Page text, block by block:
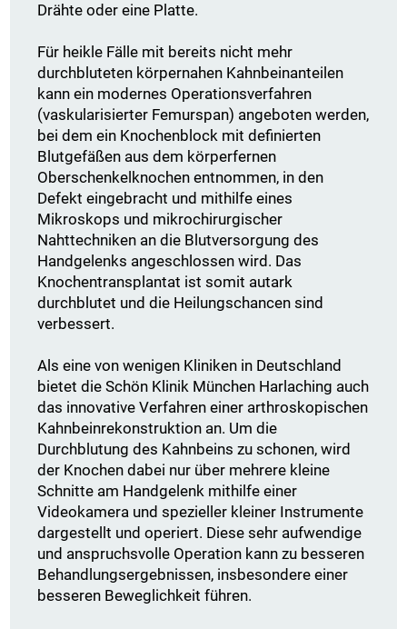
Drähte oder eine Platte.
Für heikle Fälle mit bereits nicht mehr
durchbluteten körpernahen Kahnbeinanteilen
kann ein modernes Operationsverfahren
(vaskularisierter Femurspan) angeboten werden,
bei dem ein Knochenblock mit definierten
Blutgefäßen aus dem körperfernen
Oberschenkelknochen entnommen, in den
Defekt eingebracht und mithilfe eines
Mikroskops und mikrochirurgischer
Nahttechniken an die Blutversorgung des
Handgelenks angeschlossen wird. Das
Knochentransplantat ist somit autark
durchblutet und die Heilungschancen sind
verbessert.
Als eine von wenigen Kliniken in Deutschland
bietet die Schön Klinik München Harlaching auch
das innovative Verfahren einer arthroskopischen
Kahnbeinrekonstruktion an. Um die
Durchblutung des Kahnbeins zu schonen, wird
der Knochen dabei nur über mehrere kleine
Schnitte am Handgelenk mithilfe einer
Videokamera und spezieller kleiner Instrumente
dargestellt und operiert. Diese sehr aufwendige
und anspruchsvolle Operation kann zu besseren
Behandlungsergebnissen, insbesondere einer
besseren Beweglichkeit führen.